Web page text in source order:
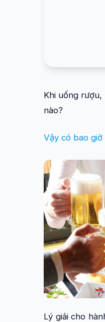
Khi uống
nào?
Vậy có bao giờ
Lý giải cho